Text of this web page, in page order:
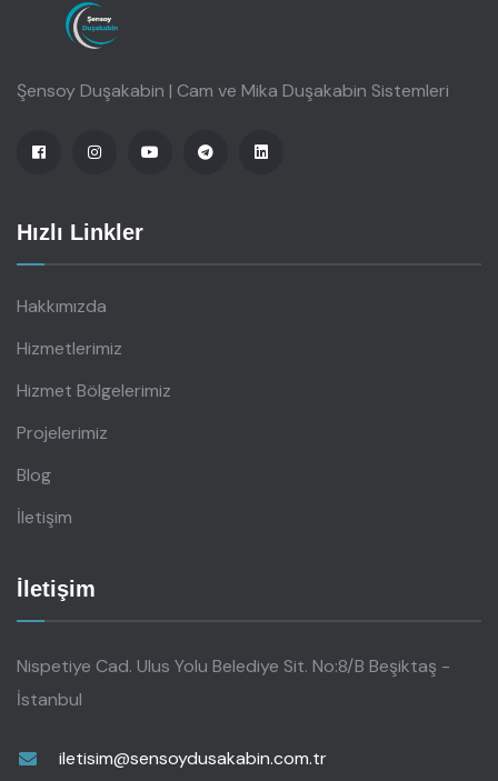
Şensoy Duşakabin | Cam ve Mika Duşakabin Sistemleri
Hızlı Linkler
Hakkımızda
Hizmetlerimiz
Hizmet Bölgelerimiz
Projelerimiz
Blog
İletişim
İletişim
Nispetiye Cad. Ulus Yolu Belediye Sit. No:8/B Beşiktaş -
İstanbul
iletisim@sensoydusakabin.com.tr